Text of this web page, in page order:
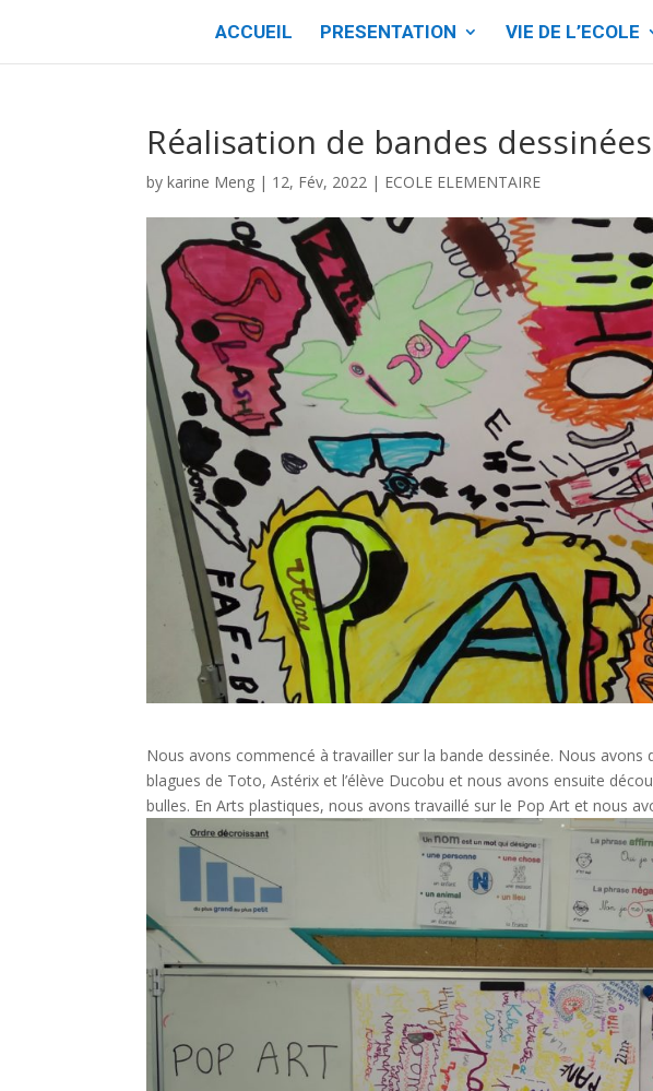
ACCUEIL PRESENTATION VIE DE L’ECOLE
Réalisation de bandes dessinées
bykarine Meng | 12, Fév, 2022 | ECOLE ELEMENTAIRE
Nous avons commencé à travailler sur la bande dessinée. Nous avons
blagues de Toto, Astérix et l’élève Ducobu et nous avons ensuite
bulles. En Arts plastiques, nous avons travaillé sur le Pop Art et nous